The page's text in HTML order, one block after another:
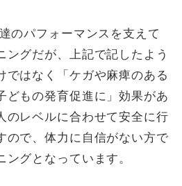
のパフォーマンスを支えて
ングだが、上記で記したよう
ではなく「ケガや麻痺のある
どもの発育促進に」効果があ
のレベルに合わせて安全に行
ので、体力に自信がない方で
グとなっています。